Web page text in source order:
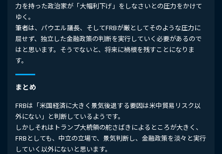
力を持った政治家が「大幅利下げ」をしなさいとの圧力をかけて
ゆく。
筆者は、パウエル議長、そしてFRBが厳としてそのような圧力に
屈せず、独立した金融政策の判断を実行していく必要があるので
はと思います。そうでないと、将来に禍根を残すことになりま
す。
まとめ
FRBは「米国経済に大きく景気後退する要因は米中貿易リスク以
外にない」と判断しているようです。
しかしそれはトランプ大統領の舵さばきによるところが大きく、
FRBとしても、中立の立場で、景気判断し、金融政策を淡々と実行
していく以外にないと思います。